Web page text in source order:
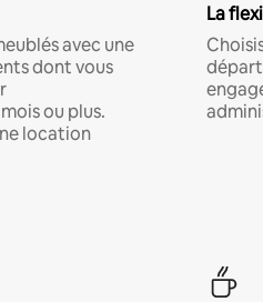
avec une
dont vous
ou plus.
location
La
départ